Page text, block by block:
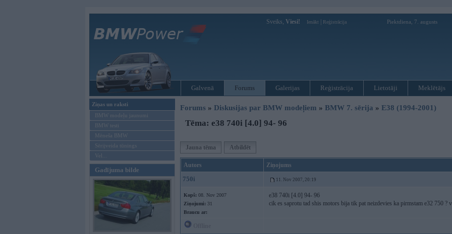
Sveiks, Viesi! Ienākt Reģistrācija Piektdiena, 7. augusts
Galvenā Forums Galerijas Reģistrācija Lietotāji Meklētājs
Ziņas un raksti
BMW modeļu jaunumi
BMW testi
Mēneša BMW
Sērijveida tūnings
Vel...
Gadījuma bilde
Forums » Diskusijas par BMW modeļiem » BMW 7. sērija » E38 (1994-2001)
Tēma: e38 740i [4.0] 94- 96
Jauna tēma Atbildēt
Autors Ziņojums
750i 11. Nov 2007, 20:19
Kopš: 08. Nov 2007
Ziņojumi: 31
Braucu ar:
e38 740i [4.0] 94- 96
cik es saprotu tad shis motors bija tik pat neizdevies ka pirmstam e32 750 ?